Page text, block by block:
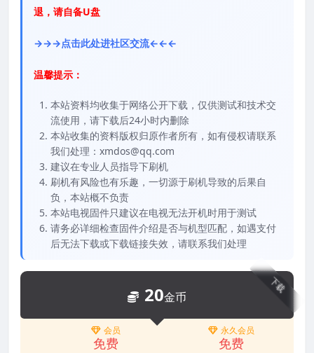
退，请自备U盘
→→→点击此处进社区交流←←←
温馨提示：
本站资料均收集于网络公开下载，仅供测试和技术交
流使用，请下载后24小时内删除
本站收集的资料版权归原作者所有，如有侵权请联系
我们处理：xmdos@qq.com
建议在专业人员指导下刷机
刷机有风险也有乐趣，一切源于刷机导致的后果自
负，本站概不负责
本站电视固件只建议在电视无法开机时用于测试
请务必详细检查固件介绍是否与机型匹配，如遇支付
后无法下载或下载链接失效，请联系我们处理
下载
20金币
会员
免费
永久会员
免费